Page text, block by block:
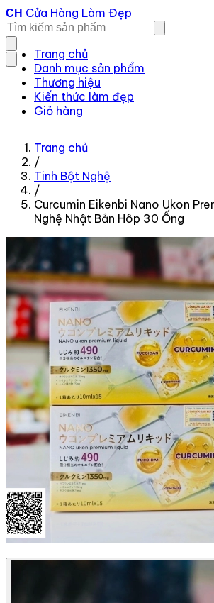
CH Cửa Hàng Làm Đẹp
Trang chủ
Danh mục sản phẩm
Thương hiệu
Kiến thức làm đẹp
Giỏ hàng
Trang chủ
/
Tinh Bột Nghệ
/
Curcumin Eikenbi Nano Ukon
Nghệ Nhật Bản Hôp 30 Ống